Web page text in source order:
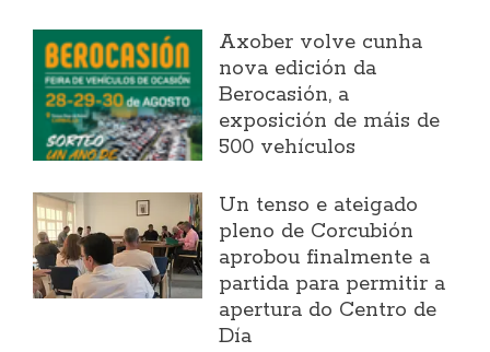
Axober volve cunha
nova edición da
Berocasión, a
exposición de máis de
500 vehículos
Un tenso e ateigado
pleno de Corcubión
aprobou finalmente a
partida para permitir a
apertura do Centro de
Día